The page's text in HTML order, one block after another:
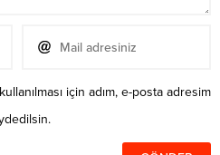
için adım, e-posta adresim